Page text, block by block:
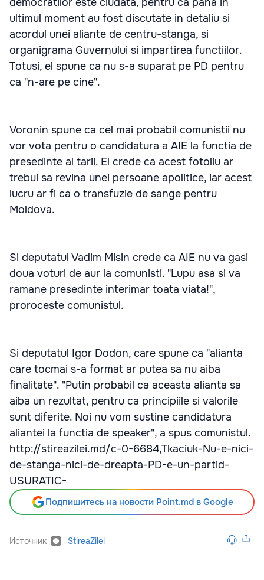
ultimul moment au fost discutate in detaliu si
acordul unei aliante de centru-stanga, si
organigrama Guvernului si impartirea functiilor.
Totusi, el spune ca nu s-a suparat pe PD pentru
ca "n-are pe cine".
Voronin spune ca cel mai probabil comunistii nu
vor vota pentru o candidatura a AIE la functia de
presedinte al tarii. El crede ca acest fotoliu ar
trebui sa revina unei persoane apolitice, iar acest
lucru ar fi ca o transfuzie de sange pentru
Moldova.
Si deputatul Vadim Misin crede ca AIE nu va gasi
doua voturi de aur la comunisti. "Lupu asa si va
ramane presedinte interimar toata viata!",
proroceste comunistul.
Si deputatul Igor Dodon, care spune ca "alianta
care tocmai s-a format ar putea sa nu aiba
finalitate". "Putin probabil ca aceasta alianta sa
aiba un rezultat, pentru ca principiile si valorile
sunt diferite. Noi nu vom sustine candidatura
aliantei la functia de speaker", a spus comunistul.
http://stireazilei.md/c-0-6684,Tkaciuk-Nu-e-nici-
de-stanga-nici-de-dreapta-PD-e-un-partid-
USURATIC-
Подпишитесь на новости Point.md в Google
Источник StireaZilei